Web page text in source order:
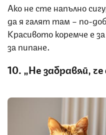
Ако не сте напълно
да я галят там – по-
Красивото коремче е
за пипане.
10. „Не забравяй,